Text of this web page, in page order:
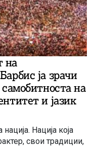
на
ја зрачи
на
и јазик
Нација која
свои традиции,